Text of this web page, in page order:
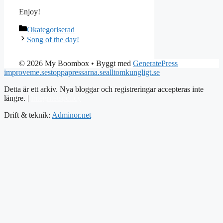
Enjoy!
Kategorier
Okategoriserad
Song of the day!
© 2026 My Boombox • Byggt med GeneratePress
improveme.sestoppapressarna.sealltomkungligt.se
Detta är ett arkiv. Nya bloggar och registreringar accepteras inte
längre. |
Drift & teknik: Adminor.net